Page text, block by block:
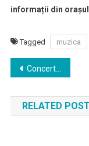
informații din
Tagged muzica
Navigare
în
articole
Concert Beethoven, vineri, la Filarmonica Oltenia
RELATED